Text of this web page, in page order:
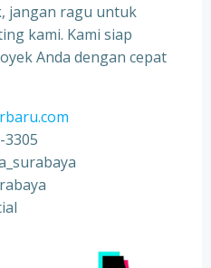
jangan ragu untuk
kami. Kami siap
Anda dengan cepat
3305